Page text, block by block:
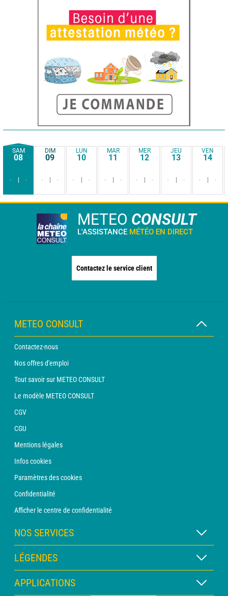
SAM
08
- -
DIM
09
- -
LUN
10
- -
MAR
11
- -
MER
12
- -
JEU
13
- -
VEN
14
- -
METEO CONSULT
L'ASSISTANCE MÉTÉO EN DIRECT
Contactez le service client
METEO CONSULT
Contactez-nous
Nos offres d'emploi
Tout savoir sur METEO CONSULT
Le modèle METEO CONSULT
CGV
CGU
Mentions légales
Infos cookies
Paramètres des cookies
Confidentialité
Afficher le centre de confidentialité
NOS SERVICES
Abonnement METEO Xpert
Abonnement METEO PRO
Consultation avec un prévisionniste
LÉGENDES
Légende des cartes
APPLICATIONS